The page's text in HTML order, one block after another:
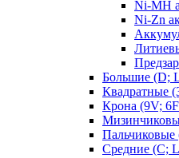
Ni-MH
Ni-Zn
Большие (D;
Квадратные
Крона (9V;
Средние (C;